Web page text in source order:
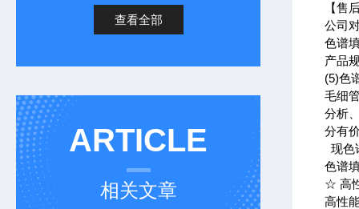
查看全部
ARTICLE
相关文章
【售
公司
色谱
产品
(5)色
毛细
分析
分有
现色
色谱
☆ 高
高性